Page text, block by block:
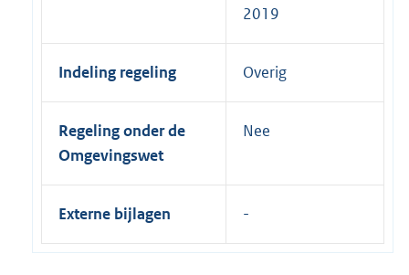
2019
Indeling regeling Overig
Regeling onder de
Omgevingswet
Nee
Externe bijlagen